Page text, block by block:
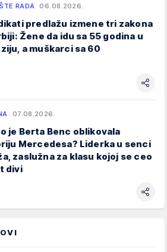
RADA 06.08.2026.
predlažu izmene tri zakona
Žene da idu sa 55 godina u
a muškarci sa 60
07.08.2026.
je Berta Benc oblikovala
Mercedesa? Liderka u senci
zaslužna za klasu kojoj se ceo
divi